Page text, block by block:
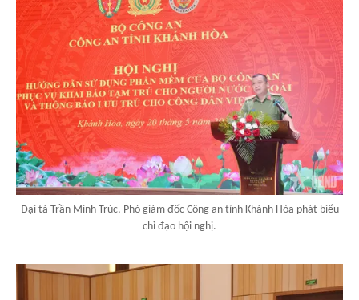
Đại tá Trần Minh Trúc, Phó giám đốc Công an tỉnh Khánh Hòa phát biểu
chỉ đạo hội nghị.